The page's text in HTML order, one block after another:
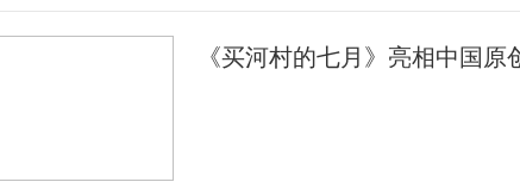
《买河村的七月》亮相中国原